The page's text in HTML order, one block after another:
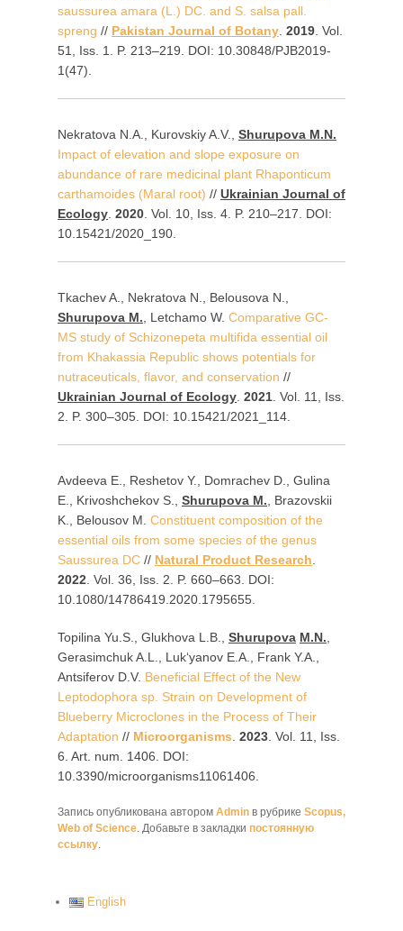
saussurea amara (L.) DC. and S. salsa pall.
spreng // Pakistan Journal of Botany. 2019. Vol.
51, Iss. 1. P. 213–219. DOI: 10.30848/PJB2019-
1(47).
Nekratova N.A., Kurovskiy A.V., Shurupova M.N.
Impact of elevation and slope exposure on
abundance of rare medicinal plant Rhaponticum
carthamoides (Maral root) // Ukrainian Journal of
Ecology. 2020. Vol. 10, Iss. 4. P. 210–217. DOI:
10.15421/2020_190.
Tkachev A., Nekratova N., Belousova N.,
Shurupova M., Letchamo W. Comparative GC-
MS study of Schizonepeta multifida essential oil
from Khakassia Republic shows potentials for
nutraceuticals, flavor, and conservation //
Ukrainian Journal of Ecology. 2021. Vol. 11, Iss.
2. P. 300–305. DOI: 10.15421/2021_114.
Avdeeva E., Reshetov Y., Domrachev D., Gulina
E., Krivoshchekov S., Shurupova M., Brazovskii
K., Belousov M. Constituent composition of the
essential oils from some species of the genus
Saussurea DC // Natural Product Research.
2022. Vol. 36, Iss. 2. P. 660–663. DOI:
10.1080/14786419.2020.1795655.
Topilina Yu.S., Glukhova L.B., Shurupova M.N.,
Gerasimchuk A.L., Luk‘yanov E.A., Frank Y.A.,
Antsiferov D.V. Beneficial Effect of the New
Leptodophora sp. Strain on Development of
Blueberry Microclones in the Process of Their
Adaptation // Microorganisms. 2023. Vol. 11, Iss.
6. Art. num. 1406. DOI:
10.3390/microorganisms11061406.
Запись опубликована автором Admin в рубрике Scopus,
Web of Science. Добавьте в закладки постоянную
ссылку.
English